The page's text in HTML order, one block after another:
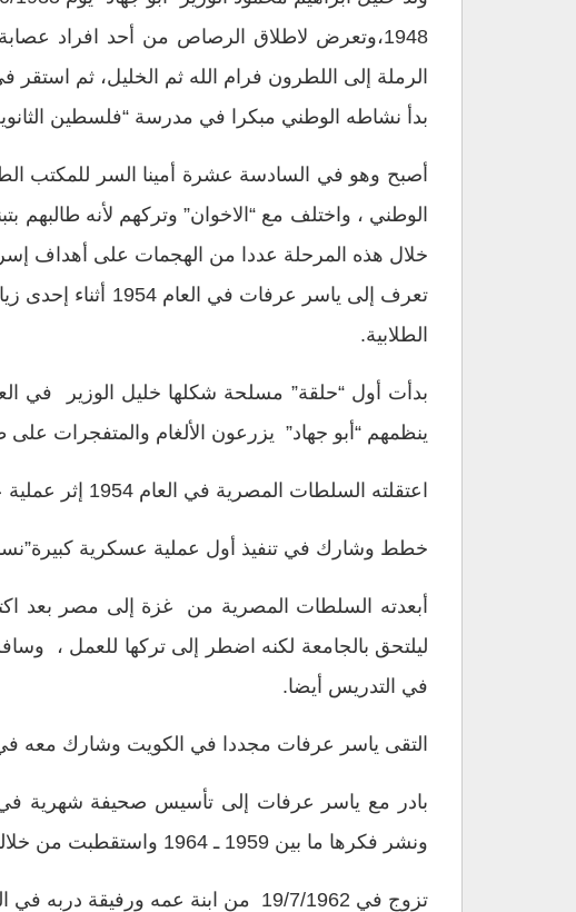
1948،وتعرض لاطلاق الرصاص من أحد افراد
الرملة إلى اللطرون فرام الله ثم الخليل، ثم استقر
بدأ نشاطه الوطني مبكرا في مدرسة “فلسطين
أصبح وهو في السادسة عشرة أمينا السر للمكتب
الوطني ، واختلف مع “الاخوان” وتركهم لأنه طالبهم
خلال هذه المرحلة عددا من الهجمات على أهداف
تعرف إلى ياسر
الطلابية.
ينظمهم “أبو جهاد” يزرعون الألغام والمتفجرات
اعتقلته السلطات المصرية في العام 1954 إثر عملية عسكرية كان يقودها بنفسه في قطاع غزة.
خطط وشارك في تنفيذ أول عملية عسكرية كبيرة”نسبيا”
أبعدته السلطات المصرية من غزة إلى مصر بعد
في التدريس أيضا.
التقى ياسر عرفات مجددا في الكويت وشارك معه في
ونشر فكرها ما بين 1959 ـ 1964 واستقطبت من خلالها العديد من أعضاء المجموعات التنظيمية الثورية من الفلسطينيين المنتشرين في الدول العربية.
تزوج في 19/7/1962 من ابنة عمه ورفيقة دربه في الكفاح انتصار الوزير في غزة ، ورزقا بخمسة من الابناء والبنات.